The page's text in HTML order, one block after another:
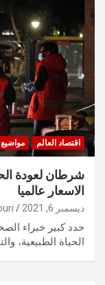
اقتصاد العالم
شرطان لعودة
الاسعار عالميا
ديسمبر 6, 2021
حدد كبير خبراء
الحياة